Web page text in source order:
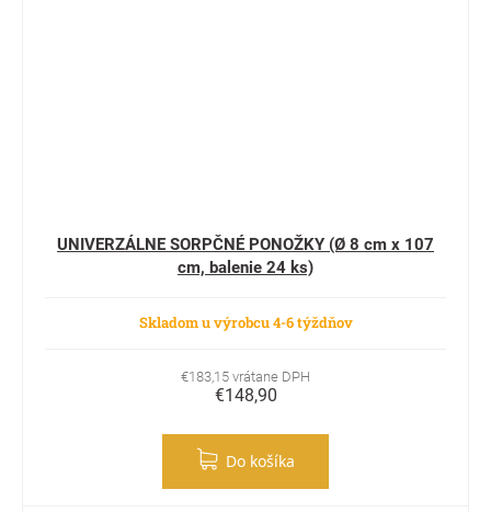
UNIVERZÁLNE SORPČNÉ PONOŽKY (Ø 8 cm x 107
cm, balenie 24 ks)
Skladom u výrobcu 4-6 týždňov
€183,15 vrátane DPH
€148,90
Do košíka